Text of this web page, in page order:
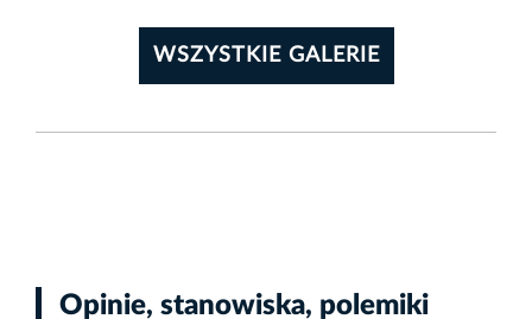
WSZYSTKIE GALERIE
Opinie, stanowiska, polemiki